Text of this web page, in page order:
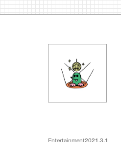
Entertainment2021.3.1